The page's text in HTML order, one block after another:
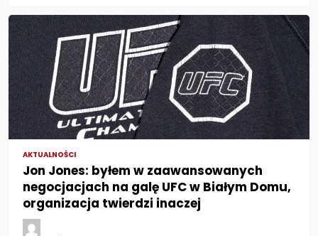
AKTUALNOŚCI
Jon Jones: byłem w zaawansowanych
negocjacjach na galę UFC w Białym Domu,
organizacja twierdzi inaczej